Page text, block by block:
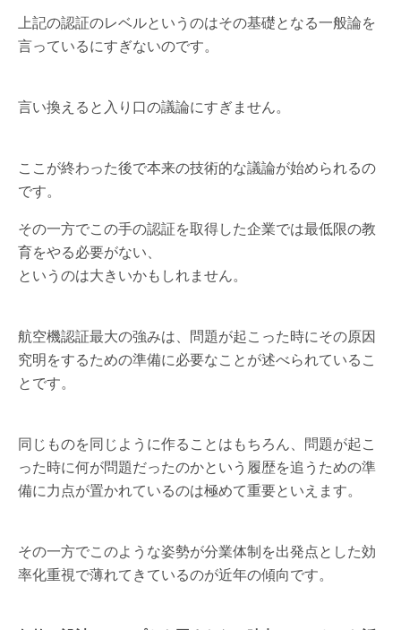
上記の認証のレベルというのはその基礎となる一般論を
言っているにすぎないのです。
言い換えると入り口の議論にすぎません。
ここが終わった後で本来の技術的な議論が始められるの
です。
その一方でこの手の認証を取得した企業では最低限の教
育をやる必要がない、
というのは大きいかもしれません。
航空機認証最大の強みは、問題が起こった時にその原因
究明をするための準備に必要なことが述べられているこ
とです。
同じものを同じように作ることはもちろん、問題が起こ
った時に何が問題だったのかという履歴を追うための準
備に力点が置かれているのは極めて重要といえます。
その一方でこのような姿勢が分業体制を出発点とした効
率化重視で薄れてきているのが近年の傾向です。